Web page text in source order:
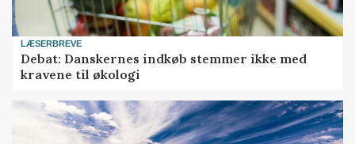
LÆSERBREVE
Debat: Danskernes indkøb stemmer ikke med
kravene til økologi